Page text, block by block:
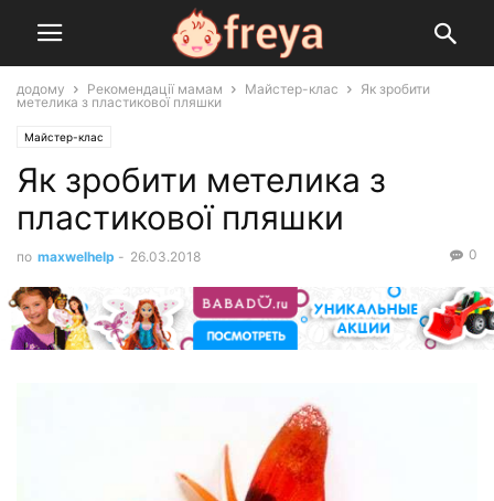
додому Рекомендації мамам Майстер-клас
Як зробити
метелика з пластикової пляшки
Майстер-клас
Як зробити метелика з
пластикової пляшки
по maxwelhelp - 26.03.2018 0